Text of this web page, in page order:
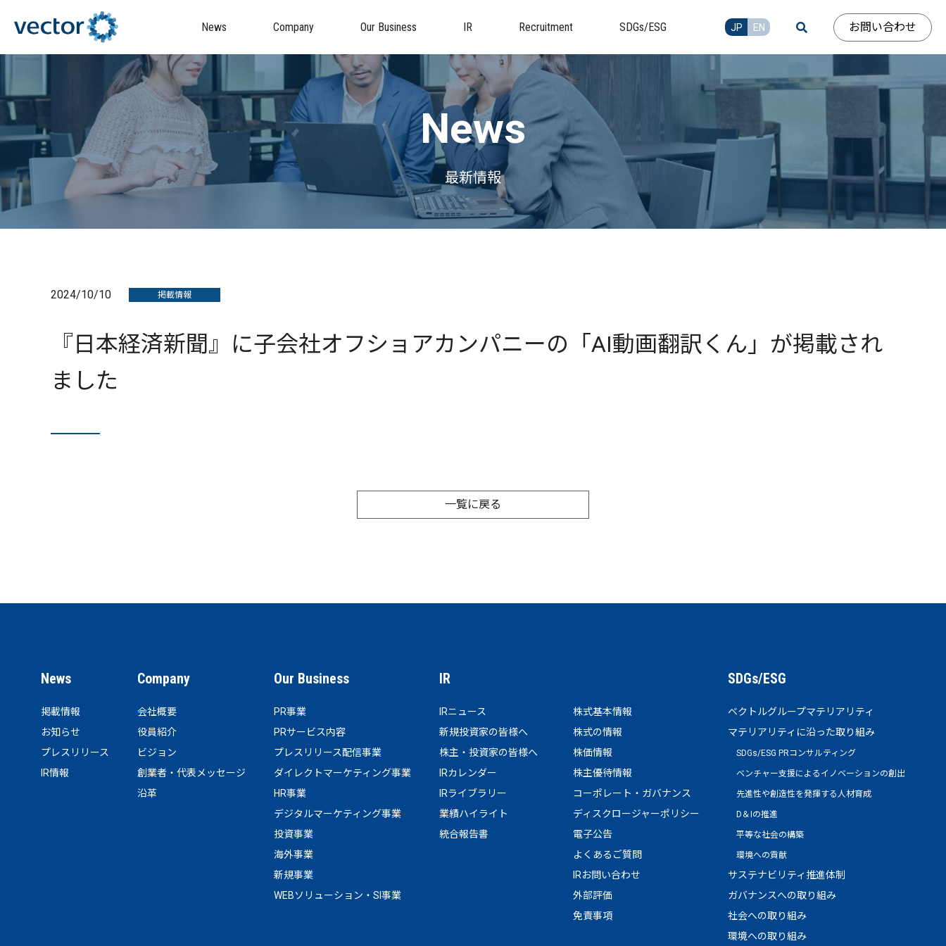
News Company Our Business IR Recruitment SDGs/ESG JP EN お問い合わせ
News
最新情報
2024/10/10 掲載情報
『日本経済新聞』に子会社オフショアカンパニーの「AI動画翻訳くん」が掲載され
ました
一覧に戻る
News
掲載情報
お知らせ
プレスリリース
IR情報
Company
会社概要
役員紹介
ビジョン
創業者・代表メッセージ
沿革
Our Business
PR事業
PRサービス内容
プレスリリース配信事業
ダイレクトマーケティング事業
HR事業
デジタルマーケティング事業
投資事業
海外事業
新規事業
WEBソリューション・SI事業
IR
IRニュース
新規投資家の皆様へ
株主・投資家の皆様へ
IRカレンダー
IRライブラリー
業績ハイライト
統合報告書
株式基本情報
株式の情報
株価情報
株主優待情報
コーポレート・ガバナンス
ディスクロージャーポリシー
電子公告
よくあるご質問
IRお問い合わせ
外部評価
免責事項
SDGs/ESG
ベクトルグループマテリアリティ
マテリアリティに沿った取り組み
SDGs/ESG PRコンサルティング
ベンチャー支援によるイノベーションの創出
先進性や創造性を発揮する人材育成
D＆Iの推進
平等な社会の構築
環境への貢献
サステナビリティ推進体制
ガバナンスへの取り組み
社会への取り組み
環境への取り組み